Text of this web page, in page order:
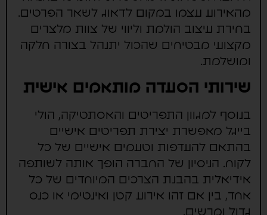
מהאירוע עצמו במקום לדאוג לשאר הפרטים.
בחירת עיצוב הולמת וליווי של צוות מלצרים
מקצועי מבטיחים שהכול יתנהל בצורה חלקה
ומושלמת.
שירותי הסעדה מותאמים אישית
בנוסף למגוון התפריטים והאסתטיקה, הולי
בייגל מאפשרת יצירת תפריטים אישיים
בהתאם להעדפות וטעמים אישיים של כל
לקוח. הניסיון של החברה הופך אותה לשותפה
אידיאלית בהבנת הצרכים המיוחדים של כל
אחד, בין אם זהו אירוע קטן ואינטימי או כנס
גדול ומרשים.